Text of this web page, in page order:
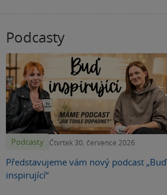
Podcasty
Podcasty Čtvrtek 30. července 2026
Představujeme vám nový podcast „Buď
inspirující“